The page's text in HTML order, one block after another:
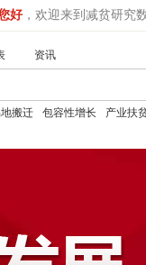
好 ，欢迎来到减贫研究
资讯
搬迁 包容性增长 产业扶